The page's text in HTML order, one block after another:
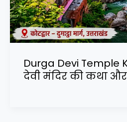
Durga Devi Temple
देवी मंदिर की कथा और